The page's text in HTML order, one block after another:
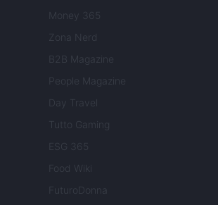
Money 365
Zona Nerd
B2B Magazine
People Magazine
Day Travel
Tutto Gaming
ESG 365
Food Wiki
FuturoDonna